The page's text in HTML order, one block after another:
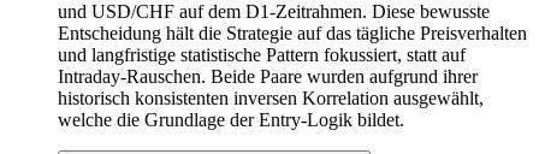
und USD/CHF auf dem D1-Zeitrahmen. Diese bewusste
Entscheidung hält die Strategie auf das tägliche Preisverhalten
und langfristige statistische Pattern fokussiert, statt auf
Intraday-Rauschen. Beide Paare wurden aufgrund ihrer
historisch konsistenten inversen Korrelation ausgewählt,
welche die Grundlage der Entry-Logik bildet.